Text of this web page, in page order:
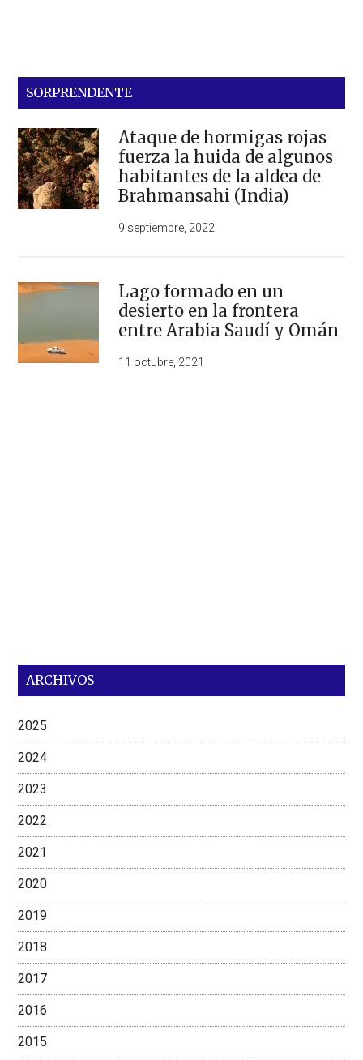
SORPRENDENTE
Ataque de hormigas rojas
fuerza la huida de algunos
habitantes de la aldea de
Brahmansahi (India)
9 septiembre, 2022
Lago formado en un
desierto en la frontera
entre Arabia Saudí y Omán
11 octubre, 2021
ARCHIVOS
2025
2024
2023
2022
2021
2020
2019
2018
2017
2016
2015